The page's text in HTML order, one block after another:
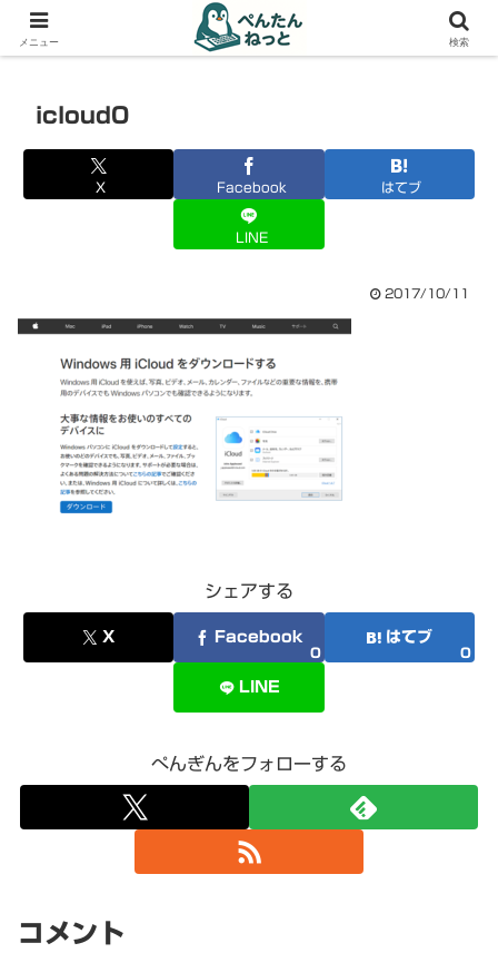
PCやガジェットの備忘録
icloud0
X Facebook はてブ
LINE
2017/10/11
シェアする
X Facebook
0
はてブ
0
LINE
ぺんぎんをフォローする
コメント
メニュー 検索